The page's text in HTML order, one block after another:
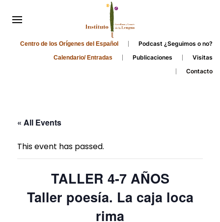
Centro de los Orígenes del Español Podcast ¿Seguimos o no?
Calendario/ Entradas Publicaciones
Visitas
Contacto
« All Events
This event has passed.
TALLER 4-7 AÑOS
Taller poesía. La caja loca
rima